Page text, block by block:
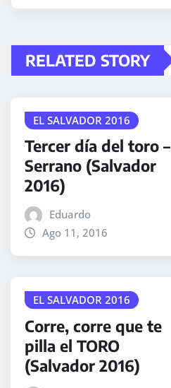
RELATED STORY
EL SALVADOR 2016
Tercer día del toro –
Serrano (Salvador
2016)
Eduardo
Ago 11, 2016
EL SALVADOR 2016
Corre, corre que te
pilla el TORO
(Salvador 2016)